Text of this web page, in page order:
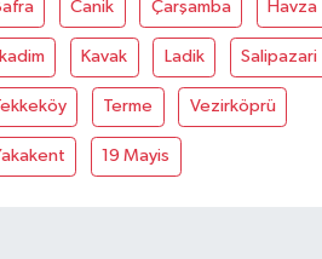
Canik Çarşamba Havza
Kavak Ladik Salipazari
Terme Vezirköprü
19 Mayis